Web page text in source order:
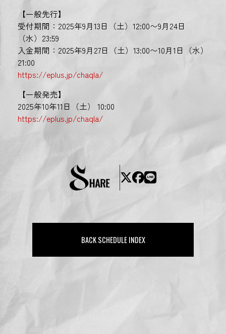
【一般先行】
受付期間：2025年9月13日（土）12:00〜9月24日
（水）23:59
入金期間：2025年9月27日（土）13:00〜10月1日（水）
21:00
https://eplus.jp/chaqla/
【一般発売】
2025年10年11日（土） 10:00
https://eplus.jp/chaqla/
BACK SCHEDULE INDEX